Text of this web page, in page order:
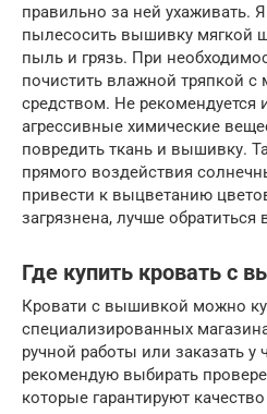
правильно за ней ухаживать.
пылесосить вышивку мягкой
пыль и грязь. При
почистить влажной тряпкой
средством. Не рекомендуется
агрессивные химические
повредить ткань и вышивку.
прямого воздействия
привести к выцветанию
загрязнена, лучше обратиться
Где купить кровать с
Кровати с вышивкой можно
специализированных
ручной работы или заказать у
рекомендую выбирать
которые гарантируют